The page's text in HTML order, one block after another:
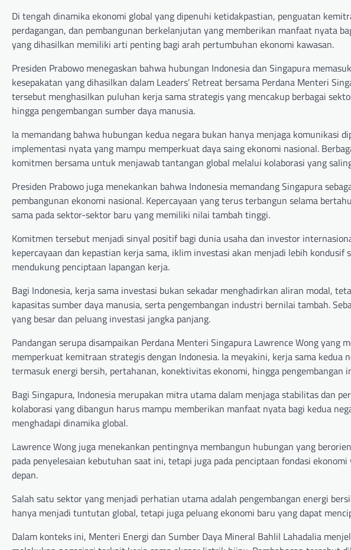
Di tengah dinamika ekonomi global yang dipenuhi ketidakpastian, penguatan
perdagangan, dan pembangunan berkelanjutan yang memberikan manfaat nyata
yang dihasilkan memiliki arti penting bagi arah pertumbuhan ekonomi kawasan.
Presiden Prabowo menegaskan bahwa hubungan Indonesia dan Singapura
kesepakatan yang dihasilkan dalam Leaders’ Retreat bersama Perdana Menteri
tersebut menghasilkan puluhan kerja sama strategis yang mencakup berbagai
hingga pengembangan sumber daya manusia.
Ia memandang bahwa hubungan kedua negara bukan hanya menjaga komunikasi
implementasi nyata yang mampu memperkuat daya saing ekonomi nasional.
komitmen bersama untuk menjawab tantangan global melalui kolaborasi yang
Presiden Prabowo juga menekankan bahwa Indonesia memandang Singapura
pembangunan ekonomi nasional. Kepercayaan yang terus terbangun selama
sama pada sektor-sektor baru yang memiliki nilai tambah tinggi.
Komitmen tersebut menjadi sinyal positif bagi dunia usaha dan investor
kepercayaan dan kepastian kerja sama, iklim investasi akan menjadi lebih
mendukung penciptaan lapangan kerja.
Bagi Indonesia, kerja sama investasi bukan sekadar menghadirkan aliran modal,
kapasitas sumber daya manusia, serta pengembangan industri bernilai tambah.
yang besar dan peluang investasi jangka panjang.
Pandangan serupa disampaikan Perdana Menteri Singapura Lawrence Wong yang
memperkuat kemitraan strategis dengan Indonesia. Ia meyakini, kerja sama kedua
termasuk energi bersih, pertahanan, konektivitas ekonomi, hingga pengembangan
Bagi Singapura, Indonesia merupakan mitra utama dalam menjaga stabilitas dan
kolaborasi yang dibangun harus mampu memberikan manfaat nyata bagi kedua
menghadapi dinamika global.
Lawrence Wong juga menekankan pentingnya membangun hubungan yang
pada penyelesaian kebutuhan saat ini, tetapi juga pada penciptaan fondasi
depan.
Salah satu sektor yang menjadi perhatian utama adalah pengembangan energi
hanya menjadi tuntutan global, tetapi juga peluang ekonomi baru yang dapat
Dalam konteks ini, Menteri Energi dan Sumber Daya Mineral Bahlil Lahadalia